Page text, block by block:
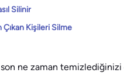
Silinir
Kişileri Silme
ne zaman temizlediğinizi